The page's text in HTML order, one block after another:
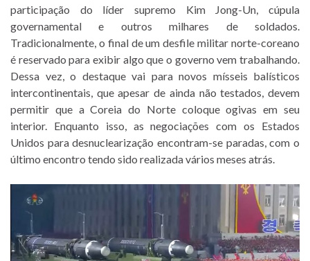
participação do líder supremo Kim Jong-Un, cúpula
governamental e outros milhares de soldados.
Tradicionalmente, o final de um desfile militar norte-coreano
é reservado para exibir algo que o governo vem trabalhando.
Dessa vez, o destaque vai para novos mísseis balísticos
intercontinentais, que apesar de ainda não testados, devem
permitir que a Coreia do Norte coloque ogivas em seu
interior. Enquanto isso, as negociações com os Estados
Unidos para desnuclearização encontram-se paradas, com o
último encontro tendo sido realizada vários meses atrás.